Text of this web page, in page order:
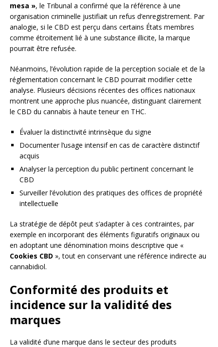
mesa », le Tribunal a confirmé que la référence à une
organisation criminelle justifiait un refus d’enregistrement. Par
analogie, si le CBD est perçu dans certains États membres
comme étroitement lié à une substance illicite, la marque
pourrait être refusée.
Néanmoins, l’évolution rapide de la perception sociale et de la
réglementation concernant le CBD pourrait modifier cette
analyse. Plusieurs décisions récentes des offices nationaux
montrent une approche plus nuancée, distinguant clairement
le CBD du cannabis à haute teneur en THC.
Évaluer la distinctivité intrinsèque du signe
Documenter l’usage intensif en cas de caractère distinctif
acquis
Analyser la perception du public pertinent concernant le
CBD
Surveiller l’évolution des pratiques des offices de propriété
intellectuelle
La stratégie de dépôt peut s’adapter à ces contraintes, par
exemple en incorporant des éléments figuratifs originaux ou
en adoptant une dénomination moins descriptive que «
Cookies CBD », tout en conservant une référence indirecte au
cannabidiol.
Conformité des produits et
incidence sur la validité des
marques
La validité d’une marque dans le secteur des produits